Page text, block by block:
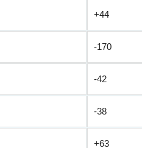
+44
-170
-42
-38
+63